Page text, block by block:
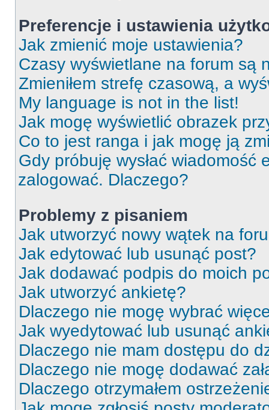
Preferencje i ustawienia
Jak zmienić moje ustawienia?
Czasy wyświetlane na forum są
Zmieniłem strefę czasową, a
My language is not in the list!
Jak mogę wyświetlić obrazek
Co to jest ranga i jak mogę ją
Gdy próbuję wysłać wiadomość
zalogować. Dlaczego?
Problemy z pisaniem
Jak utworzyć nowy wątek na
Jak edytować lub usunąć post?
Jak dodawać podpis do moich
Jak utworzyć ankietę?
Dlaczego nie mogę wybrać
Jak wyedytować lub usunąć
Dlaczego nie mam dostępu do
Dlaczego nie mogę dodawać
Dlaczego otrzymałem